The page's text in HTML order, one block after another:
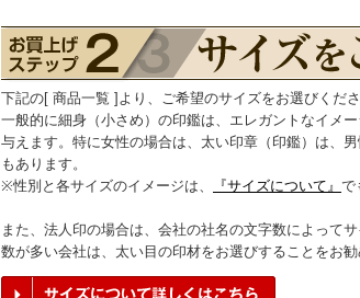
下記の[ 商品一覧 ]より、ご希望のサイズをお選びくだ
一般的に細身（小さめ）の印鑑は、エレガントなイメ
与えます。特に女性の場合は、太い印章（印鑑）は、
もあります。
※性別と各サイズのイメージは、
『サイズについて』 で
また、法人印の場合は、会社の社名の文字数によって
数が多い会社は、太い目の印材をお選びすることをお勧